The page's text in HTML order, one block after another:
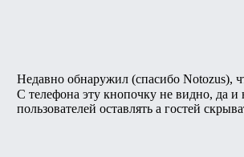
Недавно обнаружил (спасибо Notozus),
С телефона эту кнопочку не видно, да
пользователей оставлять а гостей